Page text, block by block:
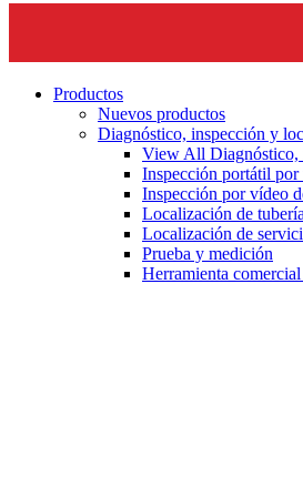
Productos
Nuevos productos
Diagnóstico, inspección y
View All Diagnóstico,
Inspección portátil por
Inspección por vídeo
Localización de
Localización de
Prueba y medición
Herramienta